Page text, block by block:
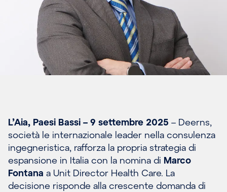
L’Aia, Paesi Bassi – 9 settembre 2025 – Deerns,
società le internazionale leader nella consulenza
ingegneristica, rafforza la propria strategia di
espansione in Italia con la nomina di Marco
Fontana a Unit Director Health Care. La
decisione risponde alla crescente domanda di